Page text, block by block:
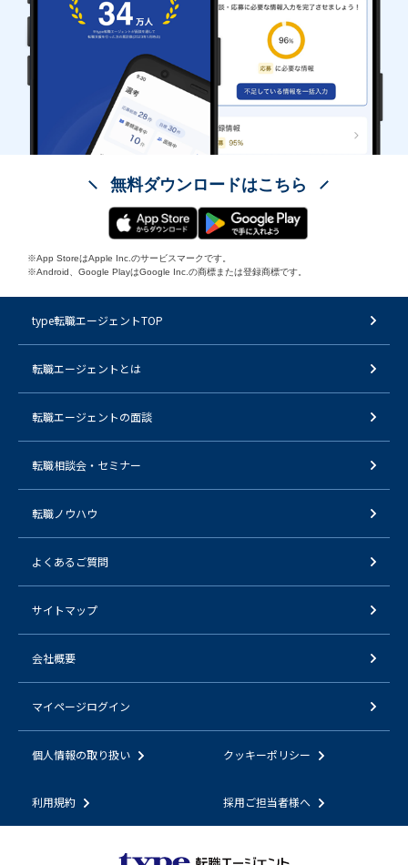
無料ダウンロードはこちら
※App StoreはApple Inc.のサービスマークです。
※Android、Google PlayはGoogle Inc.の商標または登録商標です。
type転職エージェントTOP
転職エージェントとは
転職エージェントの面談
転職相談会・セミナー
転職ノウハウ
よくあるご質問
サイトマップ
会社概要
マイページログイン
個人情報の取り扱い クッキーポリシー
利用規約 採用ご担当者様へ